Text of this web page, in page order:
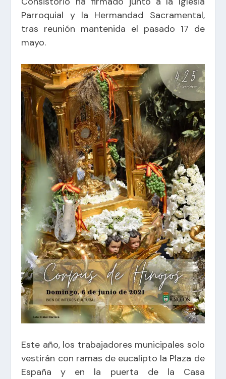
Parroquial y la Hermandad Sacramental,
tras reunión mantenida el pasado 17 de
mayo.
Este año, los trabajadores municipales solo
vestirán con ramas de eucalipto la Plaza de
España y en la puerta de la Casa